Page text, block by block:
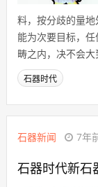
料，按分歧的量
能为次要目标，
畴之内，决不会大
石器时代
石器新闻 7年
石器时代新石